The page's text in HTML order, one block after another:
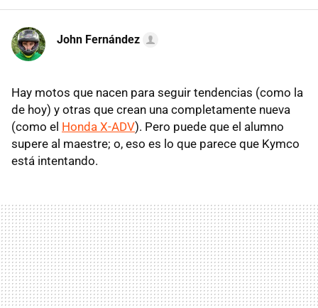
John Fernández
Hay motos que nacen para seguir tendencias (como la
de hoy) y otras que crean una completamente nueva
(como el Honda X-ADV). Pero puede que el alumno
supere al maestre; o, eso es lo que parece que Kymco
está intentando.